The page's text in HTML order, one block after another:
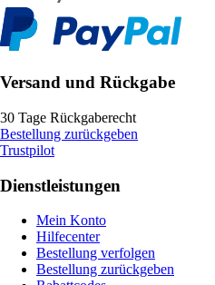
Versand und Rückgabe
30 Tage Rückgaberecht
Bestellung zurückgeben
Trustpilot
Dienstleistungen
Mein Konto
Hilfecenter
Bestellung verfolgen
Bestellung zurückgeben